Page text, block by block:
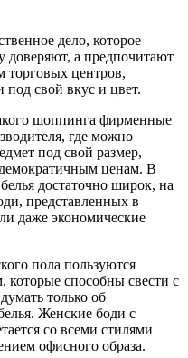
дело, которое
а предпочитают
торговых центров,
свой вкус и цвет.
шоппинга фирменные
где можно
под свой размер,
ценам. В
достаточно широк, на
представленных в
даже экономические
пола пользуются
способны свести с
только об
Женские боди с
со всеми стилями
офисного образа.